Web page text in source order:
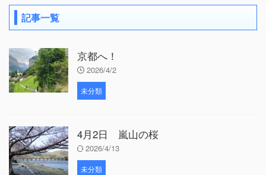
記事一覧
京都へ！
2026/4/2
未分類
4月2日 嵐山の桜
2026/4/13
未分類